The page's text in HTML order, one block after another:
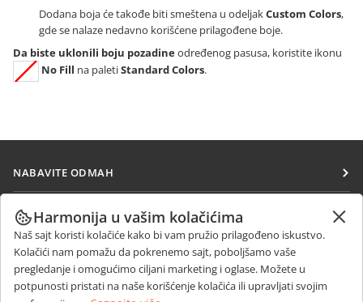
Dodana boja će takođe biti smeštena u odeljakCustom Colors,
gde se nalaze nedavno korišćene prilagođene boje.
Da biste uklonili boju pozadineodređenog pasusa, koristite ikonu
No Fill na paletiStandard Colors.
NABAVITE ODMAH
Docs
DocSpace
Workspace
Konektori
SARAĐUJTE
Za doprinosioce
Za prevodioce
Za influensere
PRIMAJTE VESTI
Blog
DOBIJTE POMOĆ
Harmonija u vašim kolačićima
Naš sajt koristi kolačiće kako bi vam pružio prilagođeno iskustvo.
Kolačići nam pomažu da pokrenemo sajt, poboljšamo vaše
pregledanje i omogućimo ciljani marketing i oglase. Možete u
potpunosti pristati na naše korišćenje kolačića ili upravljati svojim